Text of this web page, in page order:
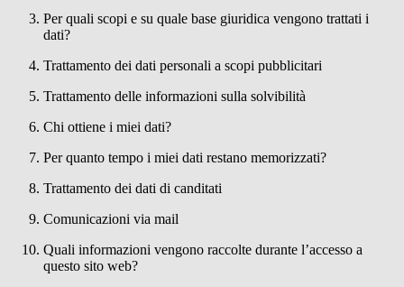
Per quali scopi e su quale base giuridica vengono trattati i
dati?
Trattamento dei dati personali a scopi pubblicitari
Trattamento delle informazioni sulla solvibilità
Chi ottiene i miei dati?
Per quanto tempo i miei dati restano memorizzati?
Trattamento dei dati di canditati
Comunicazioni via mail
Quali informazioni vengono raccolte durante l’accesso a
questo sito web?